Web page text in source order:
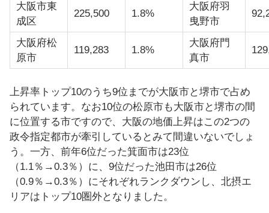
大阪市東
成区
225,500 1.8%
大阪府羽
曳野市
大阪府松
原市
119,283 1.8%
大阪府門
真市
上昇率トップ10のうち9位までが大阪市と堺市で占め
られています。なお10位の松原市も大阪市と堺市の間
に位置する市ですので、大阪の地価上昇はこの2つの
政令指定都市が牽引しているとみて間違いないでしょ
う。一方、前年6位だった箕面市は23位
（1.1％→0.3％）に、9位だった池田市は26位
（0.9％→0.3％）にそれぞれランクダウンし、北摂エ
リアはトップ10圏外となりました。